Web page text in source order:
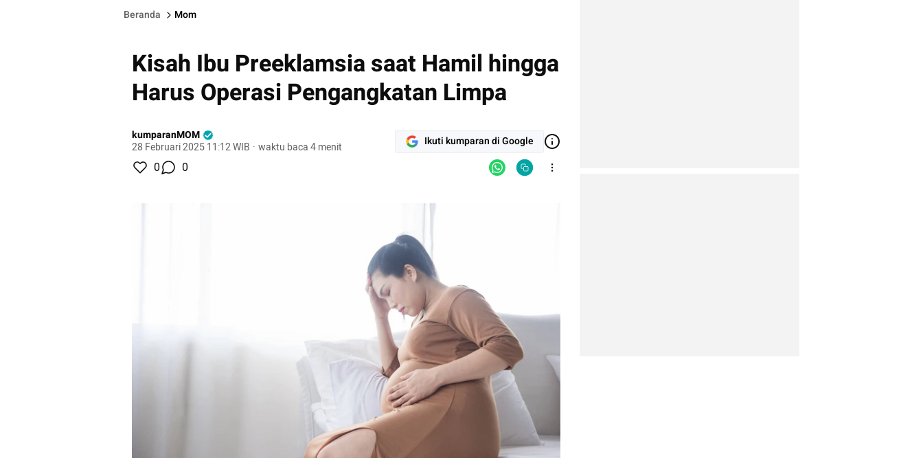
Beranda Mom
Kisah Ibu Preeklamsia saat Hamil hingga
Harus Operasi Pengangkatan Limpa
kumparanMOM
28 Februari 2025 11:12 WIB · waktu baca 4 menit Ikuti kumparan di Google
0 0